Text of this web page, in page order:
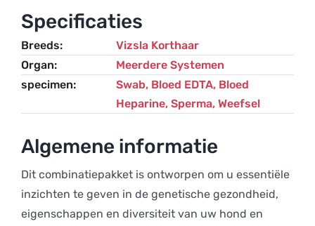
Specificaties
Breeds
Vizsla Korthaar
Organ
Meerdere Systemen
specimen
Swab, Bloed EDTA, Bloed
Heparine, Sperma, Weefsel
Algemene informatie
Dit combinatiepakket is ontworpen om u essentiële
inzichten te geven in de genetische gezondheid,
eigenschappen en diversiteit van uw hond en